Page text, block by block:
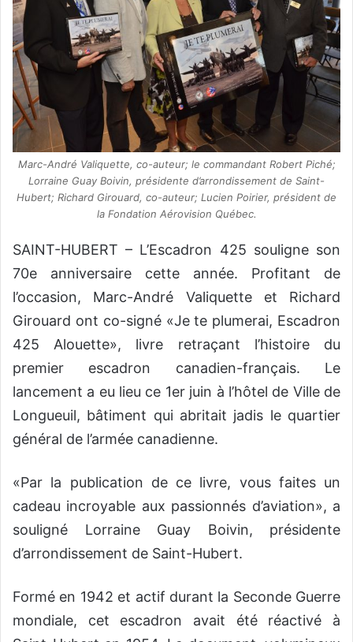
Marc-André Valiquette, co-auteur; le commandant Robert Piché;
Lorraine Guay Boivin, présidente d’arrondissement de Saint-
Hubert; Richard Girouard, co-auteur; Lucien Poirier, président de
la Fondation Aérovision Québec.
SAINT-HUBERT – L’Escadron 425 souligne son
70e anniversaire cette année. Profitant de
l’occasion, Marc-André Valiquette et Richard
Girouard ont co-signé «Je te plumerai, Escadron
425 Alouette», livre retraçant l’histoire du
premier escadron canadien-français. Le
lancement a eu lieu ce 1er juin à l’hôtel de Ville de
Longueuil, bâtiment qui abritait jadis le quartier
général de l’armée canadienne.
«Par la publication de ce livre, vous faites un
cadeau incroyable aux passionnés d’aviation», a
souligné Lorraine Guay Boivin, présidente
d’arrondissement de Saint-Hubert.
Formé en 1942 et actif durant la Seconde Guerre
mondiale, cet escadron avait été réactivé à